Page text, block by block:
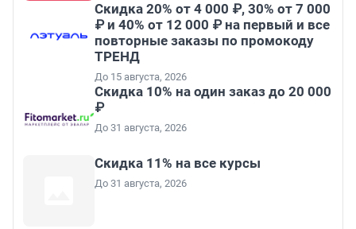
Скидка 20% от 4 000 ₽, 30% от 7 000
₽ и 40% от 12 000 ₽ на первый и все
повторные заказы по промокоду
ТРЕНД
До 15 августа, 2026
Скидка 10% на один заказ до 20 000
₽
До 31 августа, 2026
Скидка 11% на все курсы
До 31 августа, 2026